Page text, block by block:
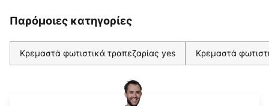
Παρόμοιες κατηγορίες
Κρεμαστά φωτιστικά τραπεζαρίας yes Κρεμαστά